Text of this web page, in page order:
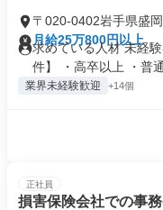
〒020-0402岩手県盛
月給25万800円以上
求めている人材 未経
件】 ・高卒以上 ・普
業界未経験歓迎 +14個
正社員
損害保険会社での事